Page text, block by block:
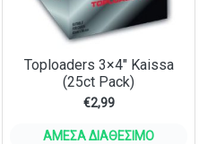
Toploaders 3×4″ Kaissa
(25ct Pack)
€2,99
ΆΜΕΣΑ ΔΙΑΘΈΣΙΜΟ